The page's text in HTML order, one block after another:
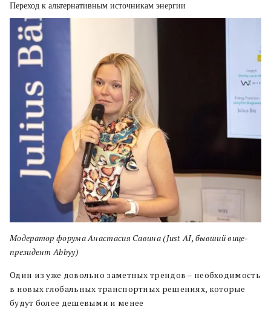
Переход к альтернативным источникам энергии
Модератор форума Анастасия Савина (Just AI, бывший вице-
президент Abbyy)
Один из уже довольно заметных трендов – необходимость
в новых глобальных транспортных решениях, которые
будут более дешевыми и менее